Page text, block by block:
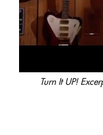
Turn It UP!